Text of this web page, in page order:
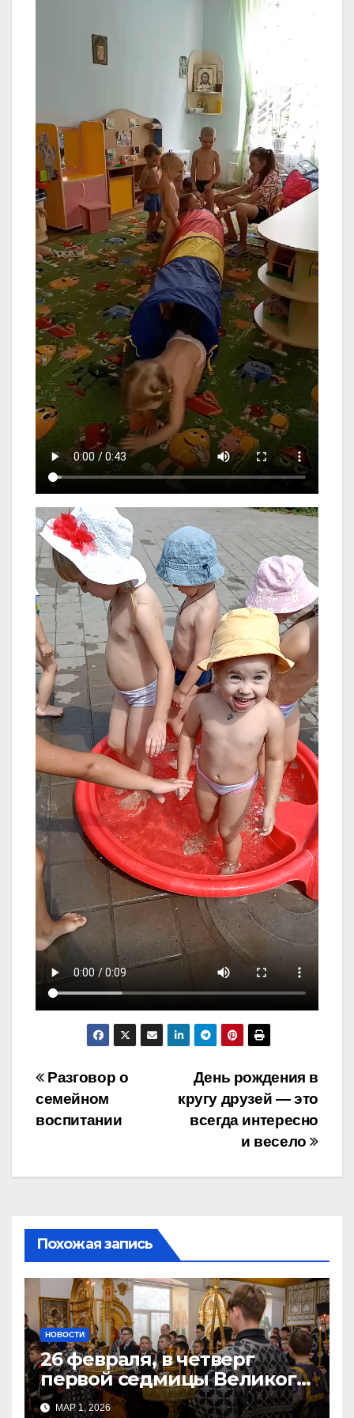
Навигация
по
День рождения в
кругу друзей — это
всегда интересно
и весело
Разговор о
семейном
воспитании
Похожая запись
НОВОСТИ
26 февраля, в четверг
первой седмицы Великого
Поста, в Свято-Никольском
МАР 1, 2026